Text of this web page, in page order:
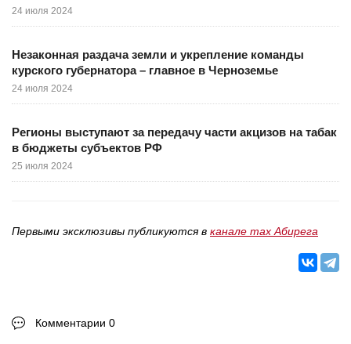
24 июля 2024
Незаконная раздача земли и укрепление команды
курского губернатора – главное в Черноземье
24 июля 2024
Регионы выступают за передачу части акцизов на табак
в бюджеты субъектов РФ
25 июля 2024
Первыми эксклюзивы публикуются в канале max Абирега
Комментарии 0